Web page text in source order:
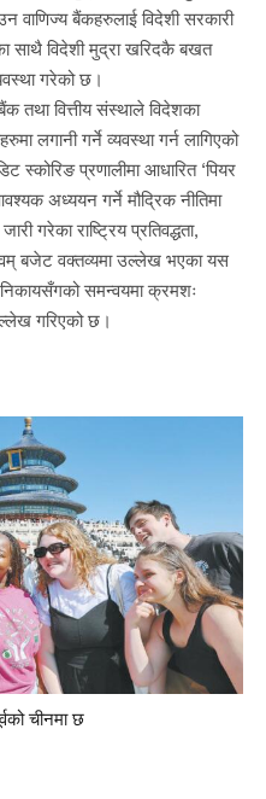
वाणिज्य बैंकहरुलाई विदेशी सरकारी
साथै विदेशी मुद्रा खरिदकै बखत
गरेको छ।
तथा वित्तीय संस्थाले विदेशका
लगानी गर्ने व्यवस्था गर्न लागिएको
स्कोरिङ प्रणालीमा आधारित ‘पियर
अध्ययन गर्ने मौद्रिक नीतिमा
गरेका राष्ट्रिय प्रतिवद्धता,
बजेट वक्तव्यमा उल्लेख भएका यस
समन्वयमा क्रमशः
गरिएको छ।
चीनमा छ